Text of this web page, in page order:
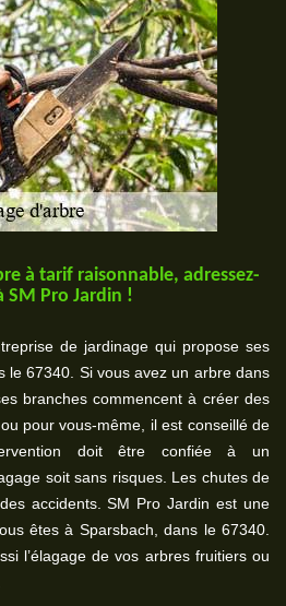
à tarif raisonnable, adressez-
SM Pro Jardin !
de jardinage qui propose ses
le 67340. Si vous avez un arbre dans
branches commencent à créer des
pour vous-même, il est conseillé de
doit être confiée à un
soit sans risques. Les chutes de
accidents. SM Pro Jardin est une
êtes à Sparsbach, dans le 67340.
l’élagage de vos arbres fruitiers ou